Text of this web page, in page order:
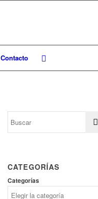
Contacto
CATEGORÍAS
Categorías